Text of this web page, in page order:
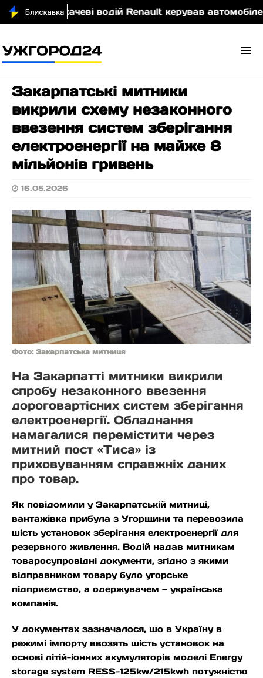
У Мукачеві водій Renault керував автомобілем у
Закарпатські митники
викрили схему незаконного
ввезення систем зберігання
електроенергії на майже 8
мільйонів гривень
16.05.2026
Фото: Закарпатська митниця
На Закарпатті митники викрили
спробу незаконного ввезення
дороговартісних систем зберігання
електроенергії. Обладнання
намагалися перемістити через
митний пост «Тиса» із
приховуванням справжніх даних
про товар.
Як повідомили у Закарпатській митниці,
вантажівка прибула з Угорщини та перевозила
шість установок зберігання електроенергії для
резервного живлення. Водій надав митникам
товаросупровідні документи, згідно з якими
відправником товару було угорське
підприємство, а одержувачем — українська
компанія.
У документах зазначалося, що в Україну в
режимі імпорту ввозять шість установок на
основі літій-іонних акумуляторів моделі Energy
storage system RESS-125kw/215kwh потужністю